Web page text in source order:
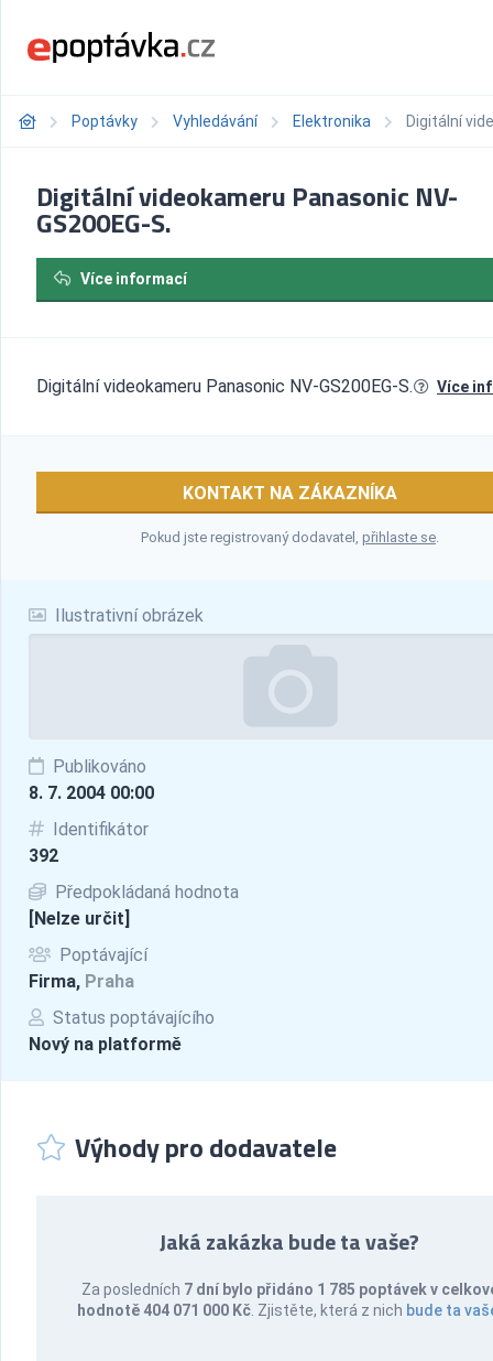
Poptávky Vyhledávání Elektronika Digitální
Ilustrativní obrázek
Publikováno
8. 7. 2004 00:00
Identifikátor
392
Předpokládaná hodnota
[Nelze určit]
Poptávající
Firma, Praha
Status poptávajícího
Nový na platformě
Digitální videokameru Panasonic NV-
GS200EG-S.
Více informací
Digitální videokameru Panasonic NV-GS200EG-S. Více
KONTAKT NA ZÁKAZNÍKA
Pokud jste registrovaný dodavatel, přihlaste se.
Výhody pro dodavatele
Jaká zakázka bude ta vaše?
Za posledních 7 dní bylo přidáno 1 785 poptávek v
hodnotě 404 071 000 Kč . Zjistěte, která z nich bude ta